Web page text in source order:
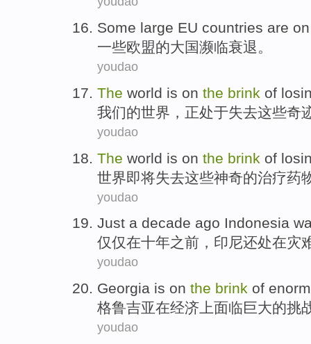
Some large EU countries are
一些欧盟的大国濒临衰退。
youdao
The world is on the brink of
我们的世界 ，正处于失去这些奇
youdao
The world is on the brink of
世界即将失去这些神奇的治疗药
youdao
Just a decade ago Indonesia
仅仅在十年之前 ， 印尼还处在灾
youdao
Georgia is on the brink of
格鲁吉亚在经济 上面临巨大的挑
youdao